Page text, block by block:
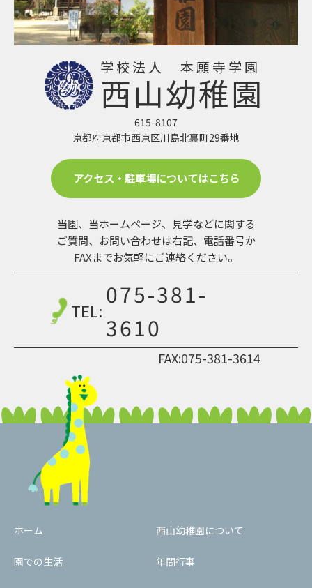
学校法人 本願寺学園
西山幼稚園
615-8107
京都府京都市西京区川島北裏町29番地
アクセス・駐車場についてはこちら
当園、当ホームページ、見学などに関する
ご質問、お問い合わせは右記、電話番号か
FAXまでお気軽にご連絡ください。
TEL:
075-381-
3610
FAX:075-381-3614
ホーム 西山幼稚園について
園での生活 年間行事